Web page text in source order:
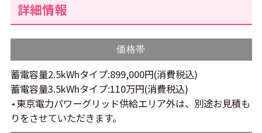
詳細情報
価格帯
蓄電容量2.5kWhタイプ:899,000円(消費税込)
蓄電容量3.5kWhタイプ:110万円(消費税込)
⋆東京電力パワーグリッド供給エリア外は、別途お見積も
りをさせていただきます。